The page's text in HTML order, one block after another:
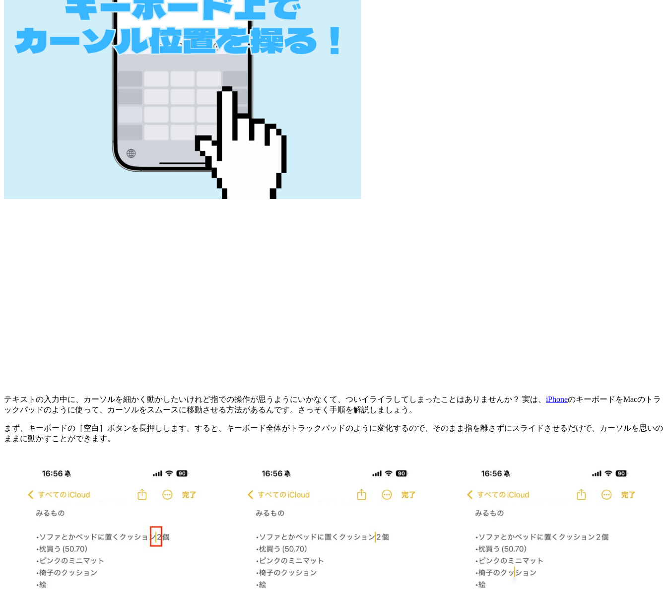
テキストの入力中に、カーソルを細かく動かしたいけれど指での操作が思うようにいかなくて、ついイライラしてしまったことはありませんか？ 実は、 iPhoneのキーボードをMacのトラ
ックパッドのように使って、カーソルをスムースに移動させる方法があるんです。さっそく手順を解説しましょう。
まず、キーボードの［空白］ボタンを長押しします。すると、キーボード全体がトラックパッドのように変化するので、そのまま指を離さずにスライドさせるだけで、カーソルを思いの
ままに動かすことができます。